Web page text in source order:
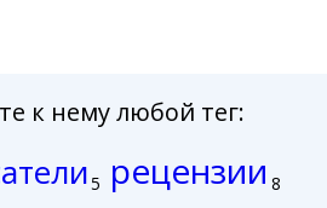
к нему любой тег:
5 рецензии 8